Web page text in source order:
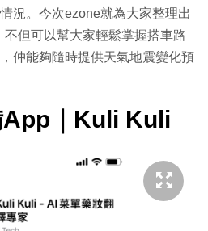
況。今次ezone就為大家整理出
但可以幫大家輕鬆掌握搭車路
仲能夠隨時提供天氣地震變化預
App｜Kuli Kuli